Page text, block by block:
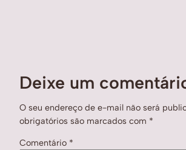
Deixe um
O seu endereço de e-mail não será
obrigatórios são marcados com *
Comentário *